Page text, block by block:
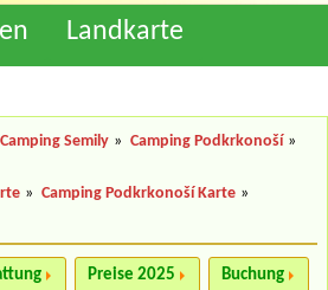
Landkarte
Camping Semily » Camping Podkrkonoší »
» Camping Podkrkonoší Karte »
Preise 2025 Buchung